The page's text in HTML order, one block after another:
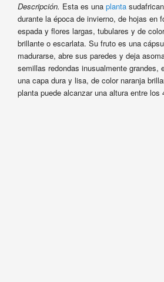
Descripción. Esta es una planta
durante la época de invierno, de hojas en
espada y flores largas, tubulares y de
brillante o escarlata. Su fruto es una
madurarse, abre sus paredes y deja
semillas redondas inusualmente grandes,
una capa dura y lisa, de color naranja
planta puede alcanzar una altura entre los